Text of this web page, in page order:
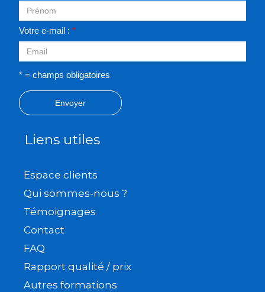
Votre e-mail : *
* = champs obligatoires
Envoyer
Liens utiles
Espace clients
Qui sommes-nous ?
Témoignages
Contact
FAQ
Rapport qualité / prix
Autres formations